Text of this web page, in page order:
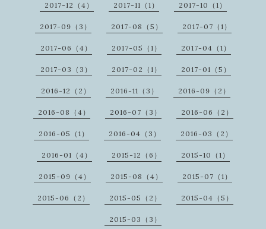
2017-12（4） 2017-11（1） 2017-10（1）
2017-09（3） 2017-08（5） 2017-07（1）
2017-06（4） 2017-05（1） 2017-04（1）
2017-03（3） 2017-02（1） 2017-01（5）
2016-12（2） 2016-11（3） 2016-09（2）
2016-08（4） 2016-07（3） 2016-06（2）
2016-05（1） 2016-04（3） 2016-03（2）
2016-01（4） 2015-12（6） 2015-10（1）
2015-09（4） 2015-08（4） 2015-07（1）
2015-06（2） 2015-05（2） 2015-04（5）
2015-03（3）